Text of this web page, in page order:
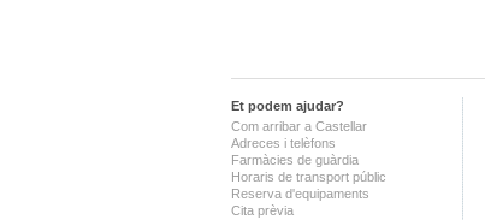
Et podem ajudar?
Com arribar a Castellar
Adreces i telèfons
Farmàcies de guàrdia
Horaris de transport públic
Reserva d'equipaments
Cita prèvia